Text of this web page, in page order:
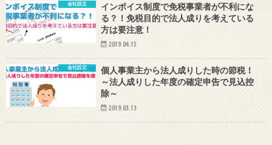
会社設立
インボイス制度で免税事業者が不利にな
る？！免税目的で法人成りを考えている
方は要注意！
2019.04.15
会社設立
個人事業主から法人成りした時の節税！
～法人成りした年度の確定申告で見込控
除～
2019.03.13